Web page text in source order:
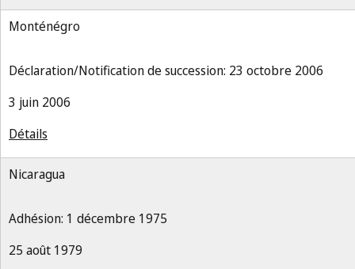
Monténégro
Déclaration/Notification de succession: 23 octobre 2006
3 juin 2006
Détails
Nicaragua
Adhésion: 1 décembre 1975
25 août 1979